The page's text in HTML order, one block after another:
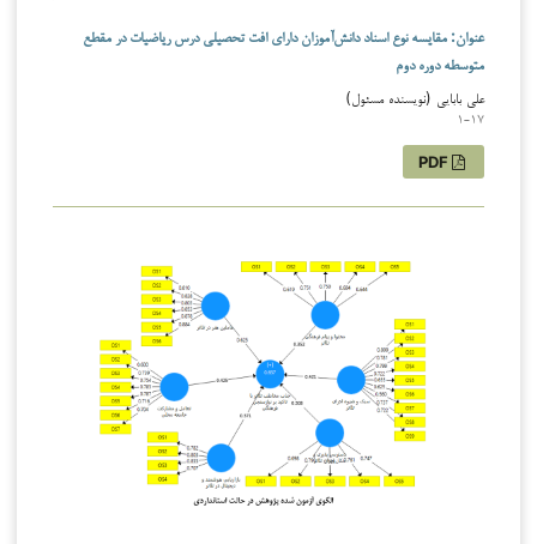
عنوان: مقایسه نوع اسناد دانش‌آموزان دارای افت تحصیلی درس ریاضیات در مقطع
متوسطه دوره دوم
علی بابایی (نویسنده مسئول)
1-17